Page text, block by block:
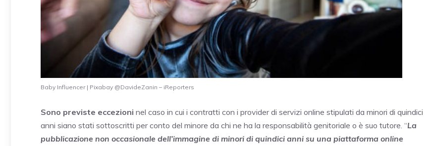
Baby Influencer | Pixabay @DavideZanin – iReporters
Sono previste eccezioni nel caso in cui i contratti con i provider di servizi online stipulati da minori di quindici
anni siano stati sottoscritti per conto del minore da chi ne ha la responsabilità genitoriale o è suo tutore. “La
pubblicazione non occasionale dell’immagine di minori di quindici anni su una piattaforma online